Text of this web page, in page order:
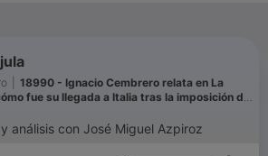
18990 - Ignacio Cembrero relata en La
fue su llegada a Italia tras la imposición de
análisis con José Miguel Azpiroz